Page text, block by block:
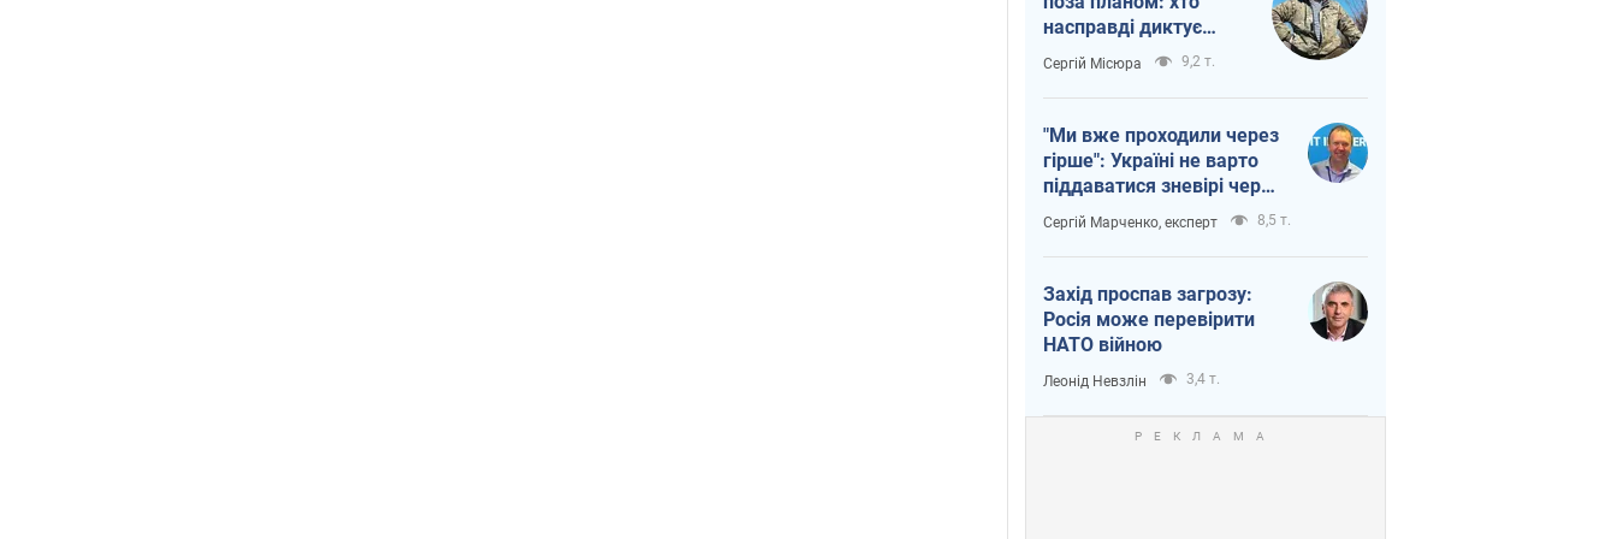
насправді диктує
темп війни
Сергій Місюра 9,2 т.
"Ми вже проходили через
гірше": Україні не варто
піддаватися зневірі через
ракетний терор
Сергій Марченко, експерт 8,5 т.
Захід проспав загрозу:
Росія може перевірити
НАТО війною
Леонід Невзлін 3,4 т.